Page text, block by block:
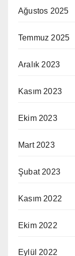
Ağustos 2025
Temmuz 2025
Aralık 2023
Kasım 2023
Ekim 2023
Mart 2023
Şubat 2023
Kasım 2022
Ekim 2022
Eylül 2022